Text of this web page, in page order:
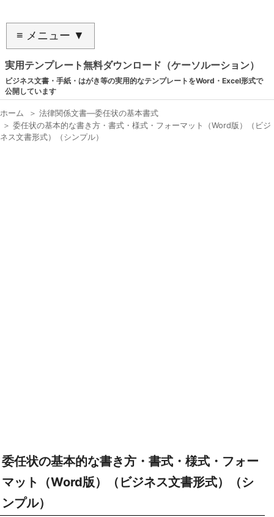
≡ メニュー ▼
実用テンプレート無料ダウンロード（ケーソルーション）
ビジネス文書・手紙・はがき等の実用的なテンプレートをWord・Excel形式で
公開しています
ホーム ＞ 法律関係文書―委任状の基本書式
＞ 委任状の基本的な書き方・書式・様式・フォーマット（Word版）（ビジ
ネス文書形式）（シンプル）
委任状の基本的な書き方・書式・様式・フォー
マット（Word版）（ビジネス文書形式）（シ
ンプル）